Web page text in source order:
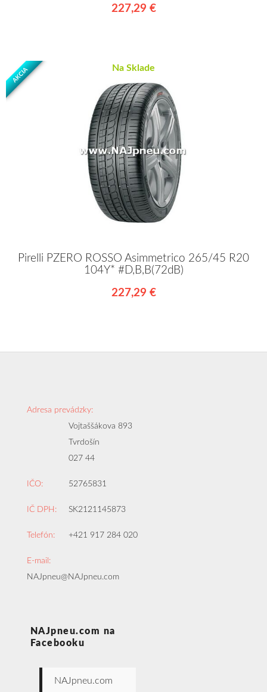
227,29 €
AKCIA Na Sklade
Pirelli PZERO ROSSO Asimmetrico 265/45 R20
104Y* #D,B,B(72dB)
227,29 €
Adresa prevádzky:
Vojtaššákova 893
Tvrdošín
027 44
IČO: 52765831
IČ DPH: SK2121145873
Telefón: +421 917 284 020
E-mail:
NAJpneu@NAJpneu.com
NAJpneu.com na
Facebooku
NAJpneu.com